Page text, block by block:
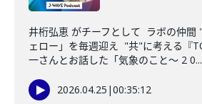
井桁弘恵 がチーフとして ラボの仲間
ェロー」を毎週迎え "共"に考える『
一さんとお話した「気象のこと〜 2 0...
2026.04.25 |00:35:12